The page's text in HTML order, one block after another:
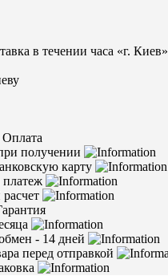
в течении часа «г. Киев»
Оплата
получении
карту
- 14 дней
перед отправкой